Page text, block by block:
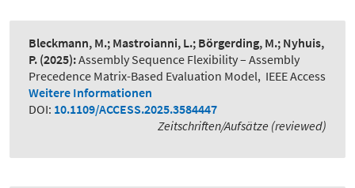
Bleckmann, M.; Mastroianni, L.; Börgerding, M.; Nyhuis,
P. (2025):Assembly Sequence Flexibility – Assembly
Precedence Matrix-Based Evaluation Model, IEEE Access
Weitere Informationen
DOI: 10.1109/ACCESS.2025.3584447
Zeitschriften/Aufsätze (reviewed)